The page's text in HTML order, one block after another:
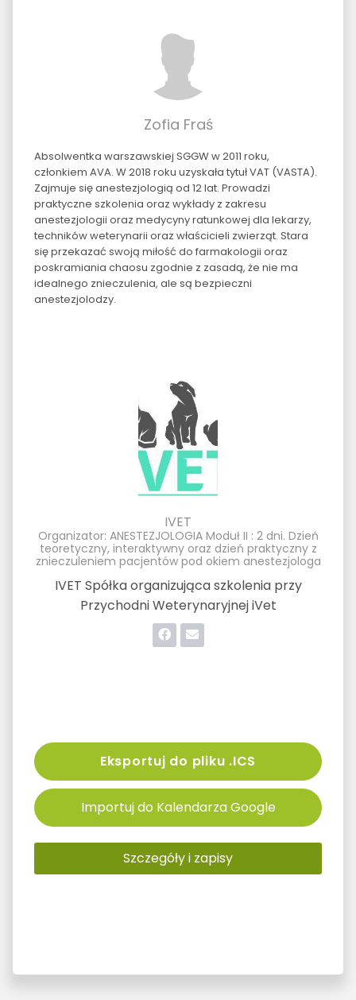
Zofia Fraś
Absolwentka warszawskiej SGGW w 2011 roku,
członkiem AVA. W 2018 roku uzyskała tytuł VAT (VASTA).
Zajmuje się anestezjologią od 12 lat. Prowadzi
praktyczne szkolenia oraz wykłady z zakresu
anestezjologii oraz medycyny ratunkowej dla lekarzy,
techników weterynarii oraz właścicieli zwierząt. Stara
się przekazać swoją miłość do farmakologii oraz
poskramiania chaosu zgodnie z zasadą, że nie ma
idealnego znieczulenia, ale są bezpieczni
anestezjolodzy.
IVET
Organizator: ANESTEZJOLOGIA Moduł II : 2 dni. Dzień
teoretyczny, interaktywny oraz dzień praktyczny z
znieczuleniem pacjentów pod okiem anestezjologa
IVET Spółka organizująca szkolenia przy
Przychodni Weterynaryjnej iVet
Eksportuj do pliku .ICS
Importuj do Kalendarza Google
Szczegóły i zapisy